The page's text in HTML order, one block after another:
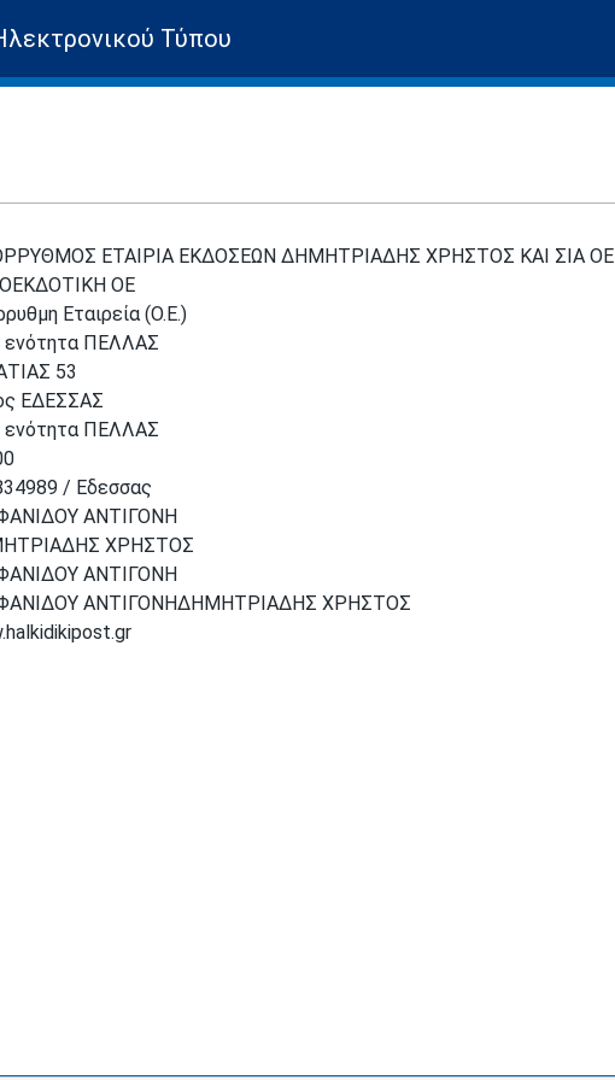
Τύπου
ΕΤΑΙΡΙΑ ΕΚΔΟΣΕΩΝ ΔΗΜΗΤΡΙΑΔΗΣ ΧΡΗΣΤΟΣ ΚΑΙ ΣΙΑ ΟΕ
ΟΕ
Εταιρεία (Ο.Ε.)
ενότητα ΠΕΛΛΑΣ
53
ΕΔΕΣΣΑΣ
ενότητα ΠΕΛΛΑΣ
/ Εδεσσας
ΑΝΤΙΓΟΝΗ
ΧΡΗΣΤΟΣ
ΑΝΤΙΓΟΝΗ
ΑΝΤΙΓΟΝΗΔΗΜΗΤΡΙΑΔΗΣ ΧΡΗΣΤΟΣ